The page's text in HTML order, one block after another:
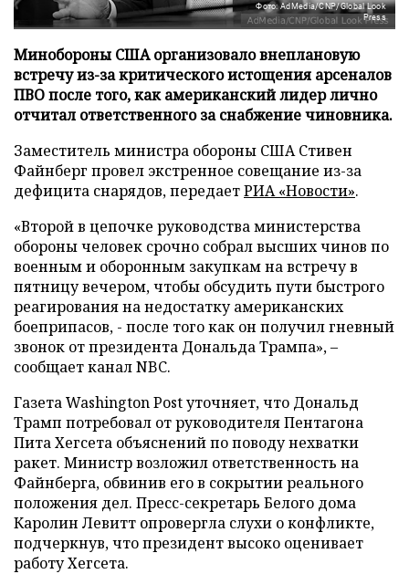
Фото: AdMedia/CNP/Global Look
Press
Минобороны США организовало внеплановую
встречу из-за критического истощения арсеналов
ПВО после того, как американский лидер лично
отчитал ответственного за снабжение чиновника.
Заместитель министра обороны США Стивен
Файнберг провел экстренное совещание из-за
дефицита снарядов, передаетРИА «Новости».
«Второй в цепочке руководства министерства
обороны человек срочно собрал высших чинов по
военным и оборонным закупкам на встречу в
пятницу вечером, чтобы обсудить пути быстрого
реагирования на недостатку американских
боеприпасов, - после того как он получил гневный
звонок от президента Дональда Трампа», –
сообщает канал NBC.
Газета Washington Post уточняет, что Дональд
Трамп потребовал от руководителя Пентагона
Пита Хегсета объяснений по поводу нехватки
ракет. Министр возложил ответственность на
Файнберга, обвинив его в сокрытии реального
положения дел. Пресс-секретарь Белого дома
Каролин Левитт опровергла слухи о конфликте,
подчеркнув, что президент высоко оценивает
работу Хегсета.